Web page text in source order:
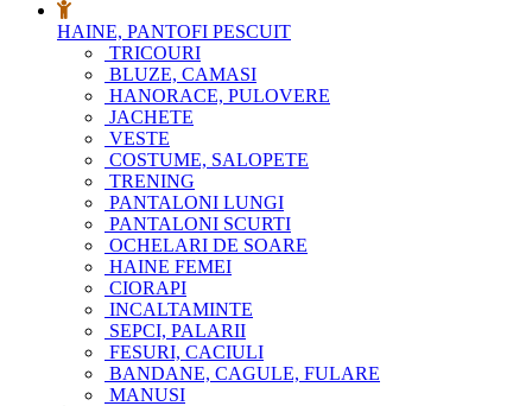
HAINE, PANTOFI PESCUIT
TRICOURI
BLUZE, CAMASI
HANORACE, PULOVERE
JACHETE
VESTE
COSTUME, SALOPETE
TRENING
PANTALONI LUNGI
PANTALONI SCURTI
OCHELARI DE SOARE
HAINE FEMEI
CIORAPI
INCALTAMINTE
SEPCI, PALARII
FESURI, CACIULI
BANDANE, CAGULE, FULARE
MANUSI